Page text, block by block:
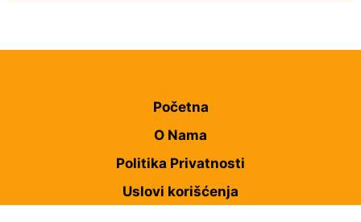
Početna
O Nama
Politika Privatnosti
Uslovi korišćenja